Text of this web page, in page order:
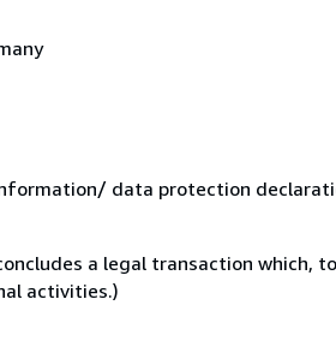
data protection
a legal transaction
activities.)